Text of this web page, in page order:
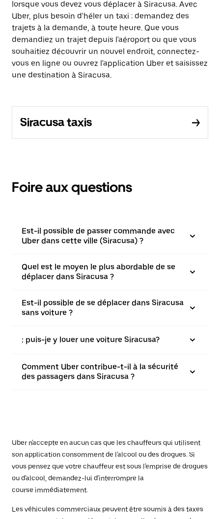
lorsque vous devez vous déplacer à Siracusa. Avec
Uber, plus besoin d'héler un taxi : demandez des
trajets à la demande, à toute heure. Que vous
demandiez un trajet depuis l'aéroport ou que vous
souhaitiez découvrir un nouvel endroit, connectez-
vous en ligne ou ouvrez l'application Uber et saisissez
une destination à Siracusa.
Siracusa taxis
Foire aux questions
Est-il possible de passer commande avec
Uber dans cette ville (Siracusa) ?
Quel est le moyen le plus abordable de se
déplacer dans Siracusa ?
Est-il possible de se déplacer dans Siracusa
sans voiture ?
: puis-je y louer une voiture Siracusa?
Comment Uber contribue-t-il à la sécurité
des passagers dans Siracusa ?
Uber n'accepte en aucun cas que les chauffeurs qui utilisent
son application consomment de l'alcool ou des drogues. Si
vous pensez que votre chauffeur est sous l'emprise de drogues
ou d'alcool, demandez-lui d'interrompre la
course immédiatement.
Les véhicules commerciaux peuvent être soumis à des taxes